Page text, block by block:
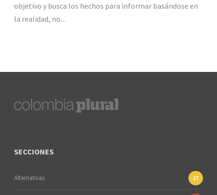
objetivo y busca los hechos para informar basándose en
la realidad, no...
SECCIONES
Alternativas 27